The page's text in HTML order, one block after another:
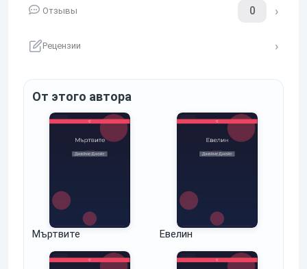
Отзывы 0
Рецензии
От этого автора
Мъртвите Евелин